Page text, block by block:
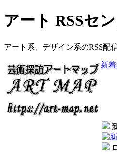
アート RSSセ
アート系、デザイン系のRSS配
新